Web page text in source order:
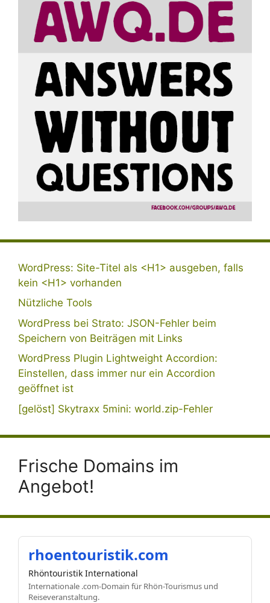
WordPress: Site-Titel als <H1> ausgeben, falls
kein <H1> vorhanden
Nützliche Tools
WordPress bei Strato: JSON-Fehler beim
Speichern von Beiträgen mit Links
WordPress Plugin Lightweight Accordion:
Einstellen, dass immer nur ein Accordion
geöffnet ist
[gelöst] Skytraxx 5mini: world.zip-Fehler
Frische Domains im
Angebot!
rhoentouristik.com
Rhöntouristik International
Internationale .com-Domain für Rhön-Tourismus und
Reiseveranstaltung.